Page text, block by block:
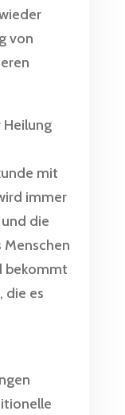
von
Heilung
mit
immer
die
Menschen
bekommt
die es